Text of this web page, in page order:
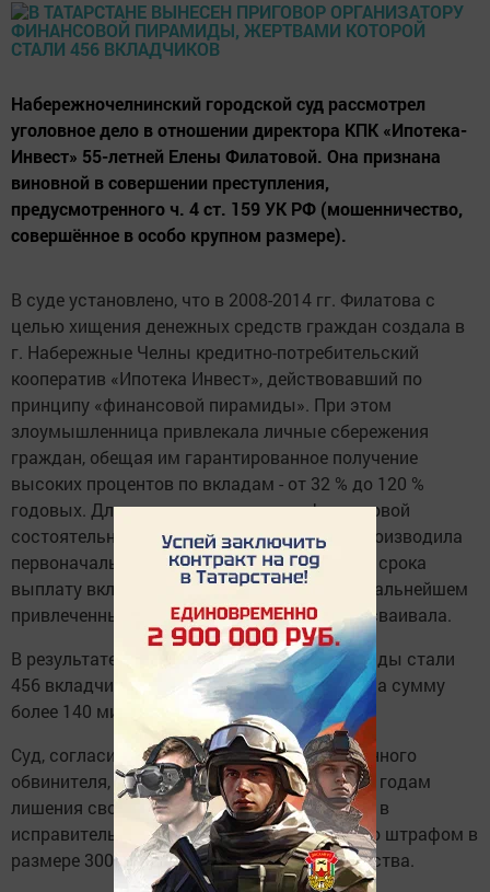
Набережночелнинский городской суд рассмотрел
уголовное дело в отношении директора КПК «Ипотека-
Инвест» 55-летней Елены Филатовой. Она признана
виновной в совершении преступления,
предусмотренного ч. 4 ст. 159 УК РФ (мошенничество,
совершённое в особо крупном размере).
В суде установлено, что в 2008-2014 гг. Филатова с
целью хищения денежных средств граждан создала в
г. Набережные Челны кредитно-потребительский
кооператив «Ипотека Инвест», действовавший по
принципу «финансовой пирамиды». При этом
злоумышленница привлекала личные сбережения
граждан, обещая им гарантированное получение
высоких процентов по вкладам - от 32 % до 120 %
годовых. Для придания видимости финансовой
состоятельности организации Филатова производила
первоначальным вкладчикам по истечении срока
выплату вкладов с процентами. Однако в дальнейшем
привлеченные денежные средства она присваивала.
В результате жертвами финансовой пирамиды стали
456 вкладчиков, которым причинен ущерб на сумму
более 140 миллионов рублей.
Суд, согласившись с мнением государственного
обвинителя, приговорил Филатову к восьми годам
лишения свободы с отбыванием наказания в
исправительной колонии общего режима, со штрафом в
размере 300 тысяч рублей в доход государства.